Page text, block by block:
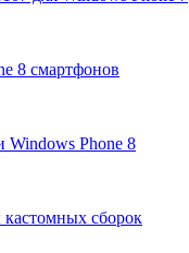
8 смартфонов
Windows Phone 8
сборок